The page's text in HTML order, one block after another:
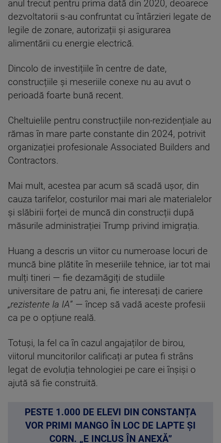
anul trecut pentru prima dată din 2020, deoarece
dezvoltatorii s-au confruntat cu întârzieri legate de
legile de zonare, autorizații și asigurarea
alimentării cu energie electrică.
Dincolo de investițiile în centre de date,
construcțiile și meseriile conexe nu au avut o
perioadă foarte bună recent.
Cheltuielile pentru construcțiile non-rezidențiale au
rămas în mare parte constante din 2024, potrivit
organizației profesionale Associated Builders and
Contractors.
Mai mult, acestea par acum să scadă ușor, din
cauza tarifelor, costurilor mai mari ale materialelor
și slăbirii forței de muncă din construcții după
măsurile administrației Trump privind imigrația.
Huang a descris un viitor cu numeroase locuri de
muncă bine plătite în meseriile tehnice, iar tot mai
mulți tineri — fie dezamăgiți de studiile
universitare de patru ani, fie interesați de cariere
„rezistente la IA” — încep să vadă aceste profesii
ca pe o opțiune reală.
Totuși, la fel ca în cazul angajaților de birou,
viitorul muncitorilor calificați ar putea fi strâns
legat de evoluția tehnologiei pe care ei înșiși o
ajută să fie construită.
PESTE 1.000 DE ELEVI DIN CONSTANȚA
VOR PRIMI MANGO ÎN LOC DE LAPTE ȘI
CORN. „E INCLUS ÎN ANEXĂ”